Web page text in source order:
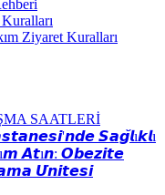
Ziyaret Kuralları
SAATLERİ
𝙎𝙖𝙜̆𝙡ı𝙠𝙡ı
𝘼𝙩ı𝙣: 𝙊𝙗𝙚𝙯𝙞𝙩𝙚
𝙐̈𝙣𝙞𝙩𝙚𝙨𝙞